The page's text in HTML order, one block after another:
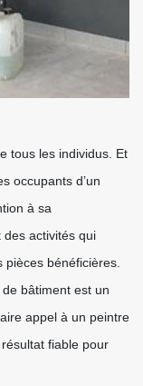
tous les individus. Et
occupants d’un
à sa
activités qui
bénéficières.
bâtiment est un
appel à un peintre
fiable pour